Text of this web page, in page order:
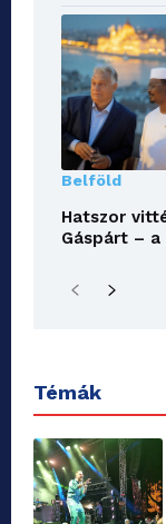
Belföld
Hatszor
Gáspárt –
Témák